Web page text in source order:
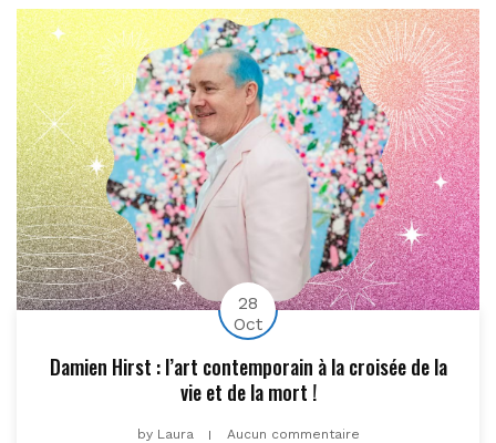
28
Oct
Damien Hirst : l’art contemporain à la croisée de la
vie et de la mort !
byLaura Aucun commentaire